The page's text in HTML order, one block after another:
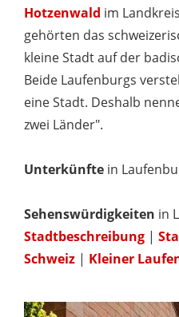
Hotzenwald im
gehörten das
kleine Stadt auf der
Beide Laufenburgs
eine Stadt. Deshalb
zwei Länder".
Unterkünfte in
Sehenswürdigkeiten in
Stadtbeschreibung |
Schweiz | Kleiner